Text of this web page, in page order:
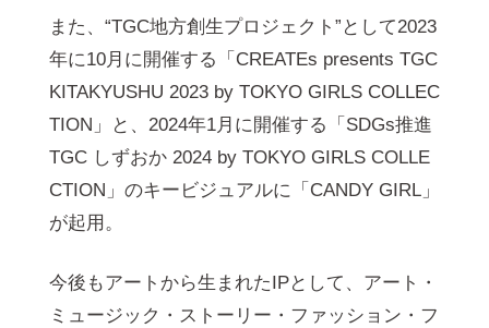
また、“TGC地方創生プロジェクト”として2023
年に10月に開催する「CREATEs presents TGC
KITAKYUSHU 2023 by TOKYO GIRLS COLLEC
TION」と、2024年1月に開催する「SDGs推進
TGC しずおか 2024 by TOKYO GIRLS COLLE
CTION」のキービジュアルに「CANDY GIRL」
が起用。
今後もアートから生まれたIPとして、アート・
ミュージック・ストーリー・ファッション・フ